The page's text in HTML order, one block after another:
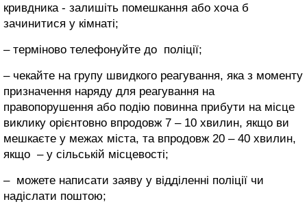
кривдника - залишіть помешкання або хоча б
зачинитися у кімнаті;
– терміново телефонуйте до поліції;
– чекайте на групу швидкого реагування, яка з моменту
призначення наряду для реагування на
правопорушення або подію повинна прибути на місце
виклику орієнтовно впродовж 7 – 10 хвилин, якщо ви
мешкаєте у межах міста, та впродовж 20 – 40 хвилин,
якщо – у сільській місцевості;
– можете написати заяву у відділенні поліції чи
надіслати поштою;